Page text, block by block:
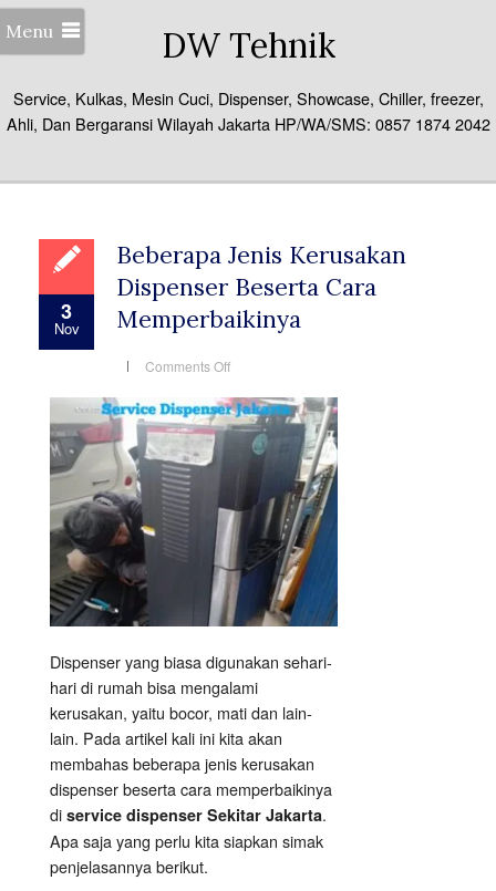
Menu DW Tehnik
Service, Kulkas, Mesin Cuci, Dispenser, Showcase, Chiller, freezer,
Ahli, Dan Bergaransi Wilayah Jakarta HP/WA/SMS: 0857 1874 2042
3
Nov
Beberapa Jenis Kerusakan
Dispenser Beserta Cara
Memperbaikinya
Comments Offon
Kerusakan
Dispenser
Beserta
Cara
Memperbaikinya
Dispenser yang biasa digunakan sehari-
hari di rumah bisa mengalami
kerusakan, yaitu bocor, mati dan lain-
lain. Pada artikel kali ini kita akan
membahas beberapa jenis kerusakan
dispenser beserta cara memperbaikinya
di service dispenser Sekitar Jakarta.
Apa saja yang perlu kita siapkan simak
penjelasannya berikut.